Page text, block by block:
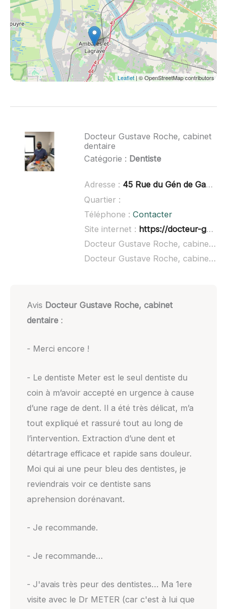
Leaflet | © OpenStreetMap contributors
Docteur Gustave Roche, cabinet
dentaire
Catégorie : Dentiste
Adresse : 45 Rue du Gén de Gaulle, 33112 Saint-Laurent-Médoc
Quartier :
Téléphone : Contacter
Site internet : https://docteur-gustave-roche-cabinet-dentaire.business.site/
Docteur Gustave Roche, cabinet dentaire à domicile :
Docteur Gustave Roche, cabinet dentaire ouvert dimanche :
Avis Docteur Gustave Roche, cabinet
dentaire:
- Merci encore !
- Le dentiste Meter est le seul dentiste du
coin à m’avoir accepté en urgence à cause
d’une rage de dent. Il a été très délicat, m’a
tout expliqué et rassuré tout au long de
l’intervention. Extraction d’une dent et
détartrage efficace et rapide sans douleur.
Moi qui ai une peur bleu des dentistes, je
reviendrais voir ce dentiste sans
aprehension dorénavant.
- Je recommande.
- Je recommande…
- J'avais très peur des dentistes… Ma 1ere
visite avec le Dr METER (car c'est à lui que